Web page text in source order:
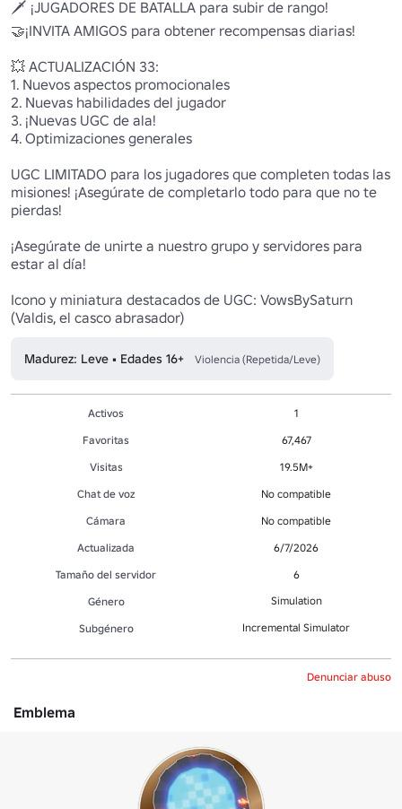
🗡️ ¡JUGADORES DE BATALLA para subir de rango!
🤝¡INVITA AMIGOS para obtener recompensas diarias!
💥 ACTUALIZACIÓN 33:
1. Nuevos aspectos promocionales
2. Nuevas habilidades del jugador
3. ¡Nuevas UGC de ala!
4. Optimizaciones generales
UGC LIMITADO para los jugadores que completen todas las
misiones! ¡Asegúrate de completarlo todo para que no te
pierdas!
¡Asegúrate de unirte a nuestro grupo y servidores para
estar al día!
Icono y miniatura destacados de UGC: VowsBySaturn
(Valdis, el casco abrasador)
Madurez: Leve • Edades 16+ Violencia (Repetida/Leve)
Activos
1
Favoritas
67,467
Visitas
19.5M+
Chat de voz
No compatible
Cámara
No compatible
Actualizada
6/7/2026
Tamaño del servidor
6
Género
Simulation
Subgénero Incremental Simulator
Denunciar abuso
Emblema